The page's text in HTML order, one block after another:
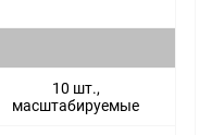
10 шт.,
масштабируемые